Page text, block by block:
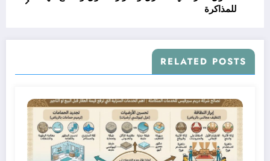
للمذاكرة
RELATED POSTS